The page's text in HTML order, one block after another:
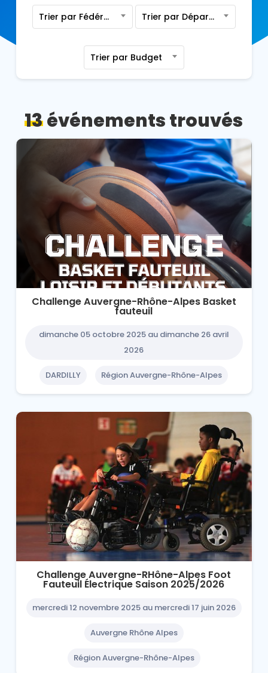
Trier par Fédération Trier par Département
Trier par Budget
13événements trouvés
Challenge Auvergne-Rhône-Alpes Basket
fauteuil
dimanche 05 octobre 2025 au dimanche 26 avril
2026
DARDILLY Région Auvergne-Rhône-Alpes
Challenge Auvergne-RHône-Alpes Foot
Fauteuil Électrique Saison 2025/2026
mercredi 12 novembre 2025 au mercredi 17 juin 2026
Auvergne Rhône Alpes
Région Auvergne-Rhône-Alpes